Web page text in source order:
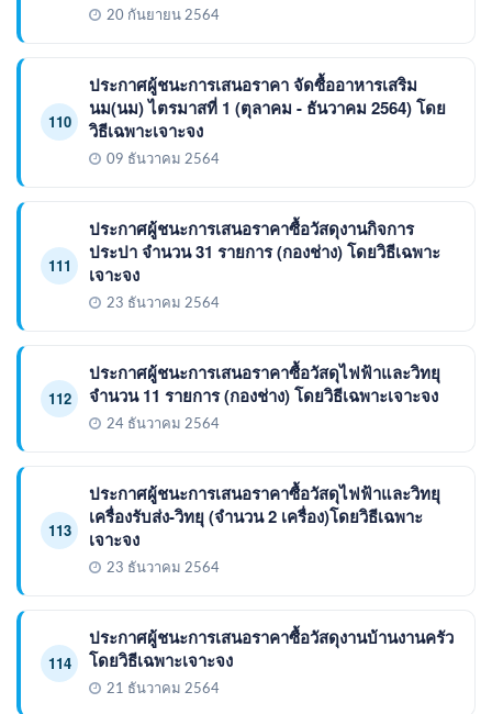
20 กันยายน 2564
110
ประกาศผู้ชนะการเสนอราคา จัดซื้ออาหารเสริม
นม(นม) ไตรมาสที่ 1 (ตุลาคม - ธันวาคม 2564) โดย
วิธีเฉพาะเจาะจง
09 ธันวาคม 2564
111
ประกาศผู้ชนะการเสนอราคาซื้อวัสดุงานกิจการ
ประปา จำนวน 31 รายการ (กองช่าง) โดยวิธีเฉพาะ
เจาะจง
23 ธันวาคม 2564
112
ประกาศผู้ชนะการเสนอราคาซื้อวัสดุไฟฟ้าและวิทยุ
จำนวน 11 รายการ (กองช่าง) โดยวิธีเฉพาะเจาะจง
24 ธันวาคม 2564
113
ประกาศผู้ชนะการเสนอราคาซื้อวัสดุไฟฟ้าและวิทยุ
เครื่องรับส่ง-วิทยุ (จำนวน 2 เครื่อง)โดยวิธีเฉพาะ
เจาะจง
23 ธันวาคม 2564
114
ประกาศผู้ชนะการเสนอราคาซื้อวัสดุงานบ้านงานครัว
โดยวิธีเฉพาะเจาะจง
21 ธันวาคม 2564